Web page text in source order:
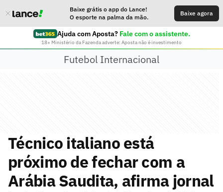
Baixe grátis o app do Lance!
O esporte na palma da mão.
Baixe agora
Ajuda com Aposta? Fale com o assistente.
18+ Ministério da Fazenda adverte: Aposta não é investimento
Futebol Internacional
Técnico italiano está
próximo de fechar com a
Arábia Saudita, afirma jornal